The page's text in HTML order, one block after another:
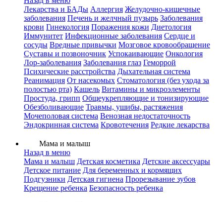
Лекарства и БАДы Аллергия Желудочно-кишечные
заболевания Печень и желчный пузырь Заболевания
крови Гинекология Поражения кожи Диетология
Иммунитет Инфекционные заболевания Сердце и
сосуды Вредные привычки Мозговое кровообращение
Суставы и позвоночник Успокаивающие Онкология
Лор-заболевания Заболевания глаз Геморрой
Психические расстройства Дыхательная система
Реанимация От насекомых Стоматология (без ухода за
полостью рта) Кашель Витамины и микроэлементы
Простуда, грипп Общеукрепляющие и тонизирующие
Обезболивающие Травмы, ушибы, растяжения
Мочеполовая система Венозная недостаточность
Эндокринная система Кровотечения Редкие лекарства
Мама и малыш
Назад в меню
Мама и малыш Детская косметика Детские аксессуары
Детское питание Для беременных и кормящих
Подгузники Детская гигиена Прорезывание зубов
Крещение ребенка Безопасность ребенка